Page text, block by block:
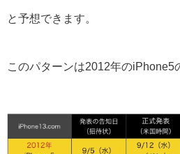
と予想できます。
このパターンは2012年のiPhone5